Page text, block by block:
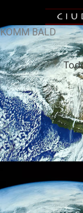
KOMM BALD